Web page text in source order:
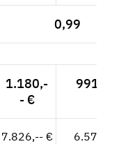
0,99
1.180,-
- €
991,60 €
7.826,-- € 6.576,47